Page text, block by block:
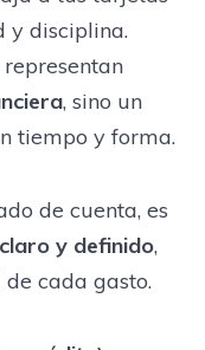
y disciplina.
, sino un
tiempo y forma.
de cuenta, es
y definido,
cada gasto.